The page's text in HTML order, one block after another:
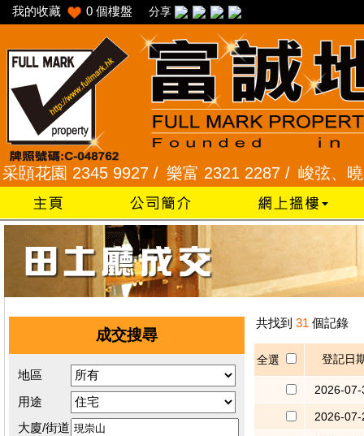
我的收藏 0 個樓盤 分享
花園 2345 9927 /樂富 2321 2287 /峻弦、曉暉
成交搜尋
地區
用途
大廈/街道
共找到 31 個記錄
全選 登記日
2026-07-
2026-07-